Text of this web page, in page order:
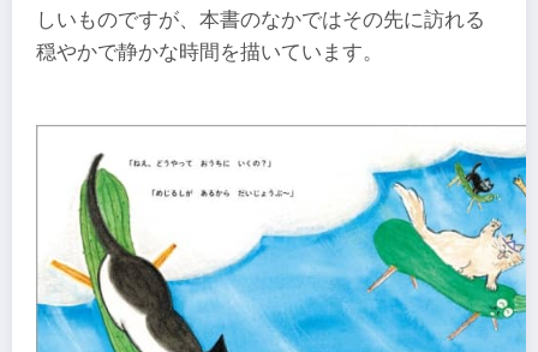
しいものですが、本書のなかではその先に訪れる
穏やかで静かな時間を描いています。